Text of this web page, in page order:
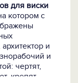
для виски
котором с
и
и
чертят,
крепят.